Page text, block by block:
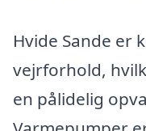
Hvide Sande er
vejrforhold,
en pålidelig